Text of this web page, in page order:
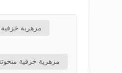
مزهرية
مزهرية خزفية